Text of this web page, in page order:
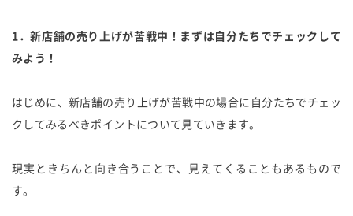
1．新店舗の売り上げが苦戦中！まずは自分たちでチェックして
みよう！
はじめに、新店舗の売り上げが苦戦中の場合に自分たちでチェッ
クしてみるべきポイントについて見ていきます。
現実ときちんと向き合うことで、見えてくることもあるもので
す。